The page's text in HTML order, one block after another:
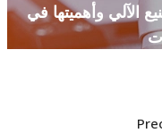
الآلي وأهميتها في